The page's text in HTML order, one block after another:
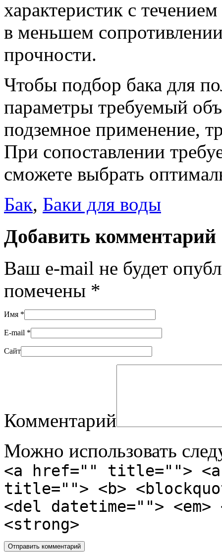
характеристик с
в меньшем
прочности.
Чтобы подбор бака для
параметры требуемый
подземное применение,
При сопоставлении
сможете выбрать
Бак, Баки для воды
Добавить комментарий
Ваш e-mail не будет
помечены *
Имя *
E-mail *
Сайт
Комментарий
Можно использовать
<a href="" title="">
title=""> <b>
<del datetime="">
<strong>